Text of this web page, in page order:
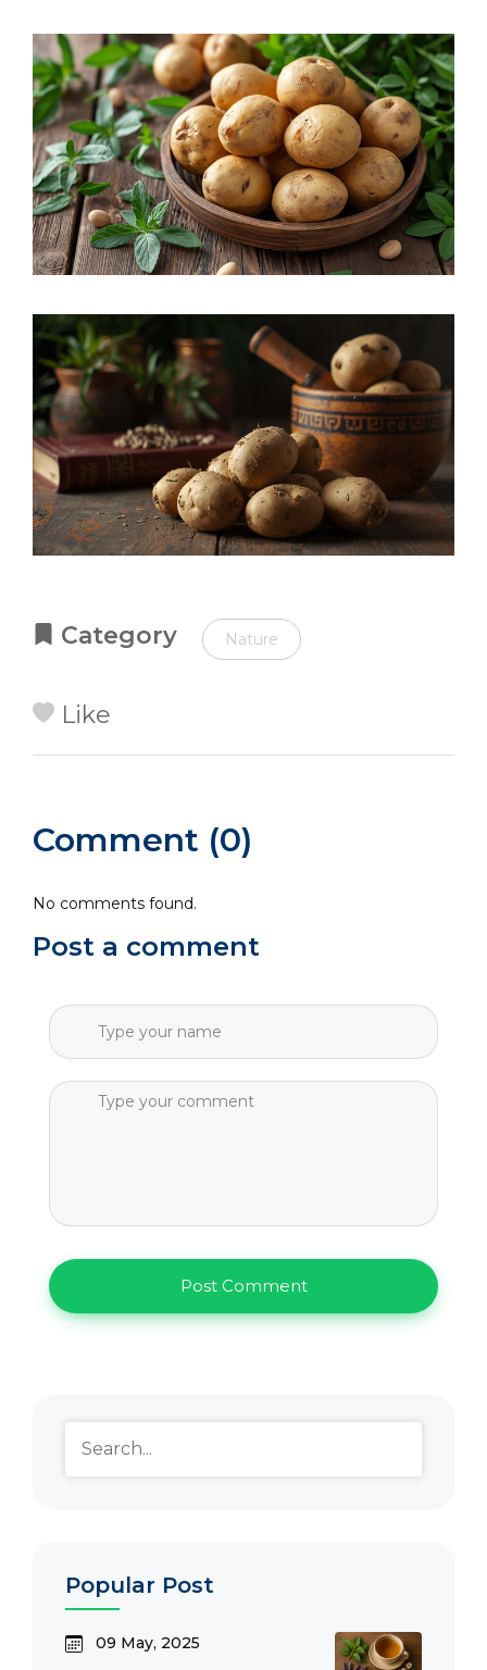
Category Nature
Like
Comment (0)
No comments found.
Post a comment
Popular Post
09 May, 2025